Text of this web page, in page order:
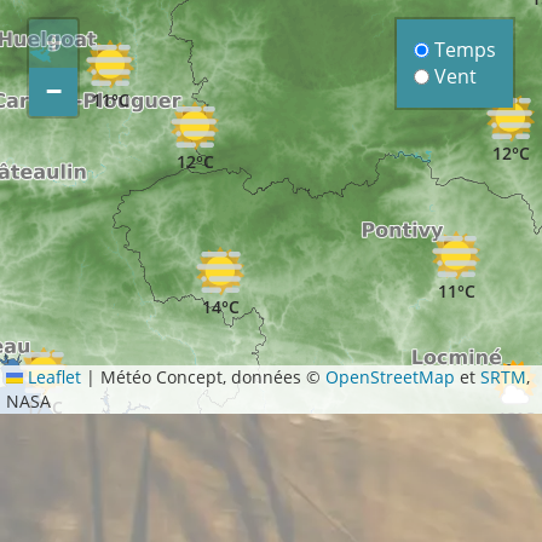
14°C
13°C
11°C
12°C
17°C
11°C
12°C
+
−
Temps
Vent
Leaflet | Météo Concept, données ©OpenStreetMap etSRTM,
NASA